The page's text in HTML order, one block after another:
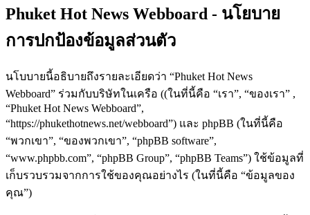
Phuket Hot News Webboard - นโยบาย
การปกป้องข้อมูลส่วนตัว
นโบบายนี้อธิบายถึงรายละเอียดว่า “Phuket Hot News
Webboard” ร่วมกับบริษัทในเครือ ((ในที่นี้คือ “เรา”, “ของเรา” ,
“Phuket Hot News Webboard”,
“https://phukethotnews.net/webboard”) และ phpBB (ในที่นี้คือ
“พวกเขา”, “ของพวกเขา”, “phpBB software”,
“www.phpbb.com”, “phpBB Group”, “phpBB Teams”) ใช้ข้อมูลที่
เก็บรวบรวมจากการใช้ของคุณอย่างไร (ในที่นี้คือ “ข้อมูลของ
คุณ”)